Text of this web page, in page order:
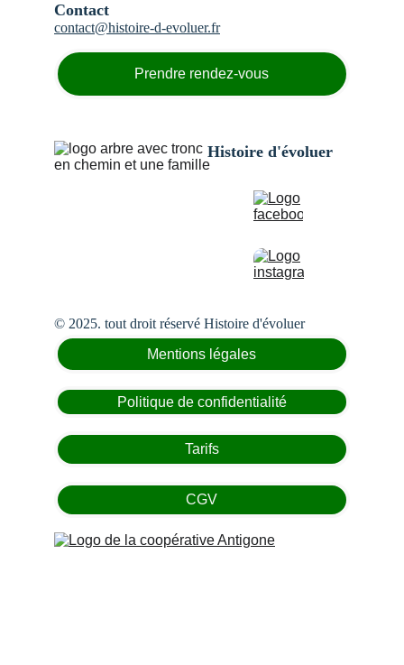
Histoire d'évoluer
Contact
contact@histoire-d-evoluer.fr
© 2025. tout droit réservé Histoire d'évoluer
Mentions légales
Politique de confidentialité
Prendre rendez-vous
Tarifs
CGV